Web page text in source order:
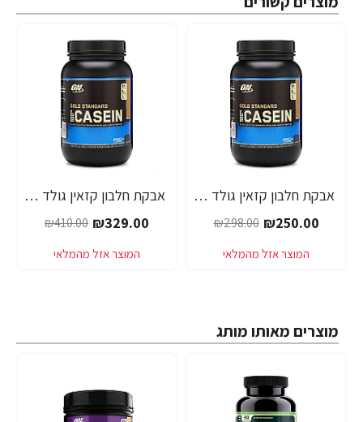
-16%
אבקת חלבון קזאין גולד סטנדרט טעם קרם תות 909 גרם - מבית Optimum Nutrition
₪250.00
₪298.00
-20%
אבקת חלבון קזאין גולד סטנדרט טעם קרם בננה 909 גרם - מבית Optimum Nutrition
₪329.00
₪410.00
מוצרים מאותו מותג